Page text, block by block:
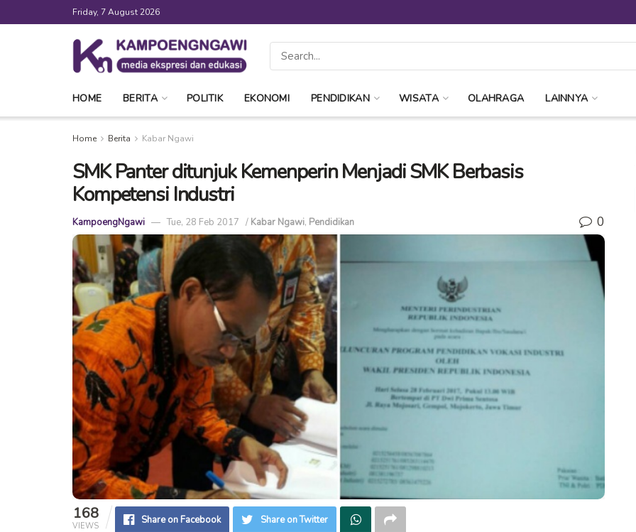
Friday, 7 August 2026
HOME BERITA POLITIK EKONOMI PENDIDIKAN WISATA OLAHRAGA LAINNYA
Home Berita Kabar Ngawi
SMK Panter ditunjuk Kemenperin Menjadi SMK Berbasis
Kompetensi Industri
KampoengNgawi Tue, 28 Feb 2017 / Kabar Ngawi, Pendidikan 0
168
VIEWS Share on Facebook Share on Twitter